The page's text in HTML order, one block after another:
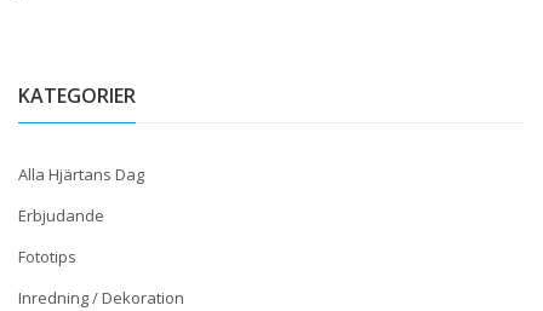
KATEGORIER
Alla Hjärtans Dag
Erbjudande
Fototips
Inredning / Dekoration